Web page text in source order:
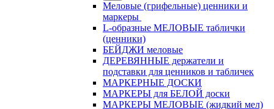
Меловые (грифельные) ценники и
маркеры
L-образные МЕЛОВЫЕ таблички
(ценники)
БЕЙДЖИ меловые
ДЕРЕВЯННЫЕ держатели и
подставки для ценников и табличек
МАРКЕРНЫЕ ДОСКИ
МАРКЕРЫ для БЕЛОЙ доски
МАРКЕРЫ МЕЛОВЫЕ (жидкий мел)